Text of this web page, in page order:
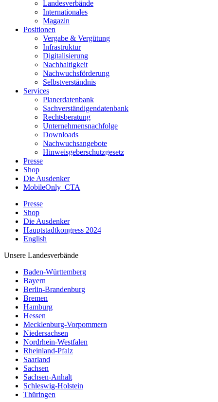
Landesverbände
Internationales
Magazin
Positionen
Vergabe & Vergütung
Infrastruktur
Digitalisierung
Nachhaltigkeit
Nachwuchsförderung
Selbstverständnis
Services
Planerdatenbank
Sachverständigendatenbank
Rechtsberatung
Unternehmensnachfolge
Downloads
Nachwuchsangebote
Hinweisgeberschutzgesetz
Presse
Shop
Die Ausdenker
MobileOnly_CTA
Presse
Shop
Die Ausdenker
Hauptstadtkongress 2024
English
Unsere Landesverbände
Baden-Württemberg
Bayern
Berlin-Brandenburg
Bremen
Hamburg
Hessen
Mecklenburg-Vorpommern
Niedersachsen
Nordrhein-Westfalen
Rheinland-Pfalz
Saarland
Sachsen
Sachsen-Anhalt
Schleswig-Holstein
Thüringen